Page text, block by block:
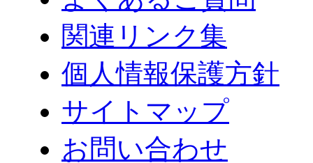
関連リンク集
個人情報保護方針
サイトマップ
お問い合わせ